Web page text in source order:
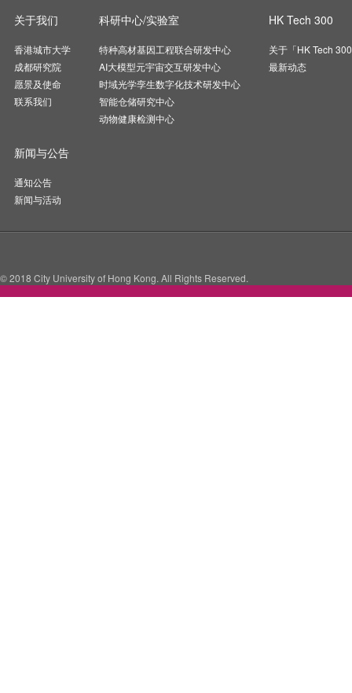
关于我们
香港城市大学
成都研究院
愿景及使命
联系我们
科研中心/实验室
特种高材基因工程联合研发中心
AI大模型元宇宙交互研发中心
时域光学孪生数字化技术研发中心
智能仓储研究中心
动物健康检测中心
HK Tech 300
关于「HK Tech
最新动态
新闻与公告
通知公告
新闻与活动
© 2018 City University of Hong Kong. All Rights Reserved.